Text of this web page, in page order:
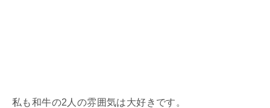
私も和牛の2人の雰囲気は大好きです。